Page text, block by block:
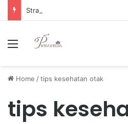
Menu
Home /tips kesehatan otak
tips